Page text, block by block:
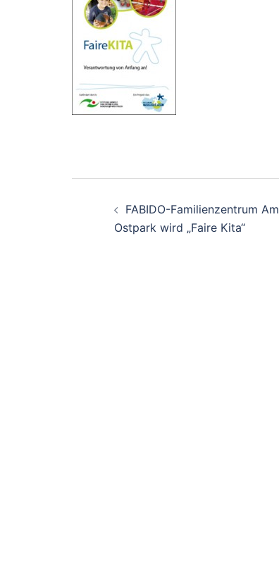
Beitrags-
Navigation
FABIDO-Familienzentrum Am
Ostpark wird „Faire Kita“